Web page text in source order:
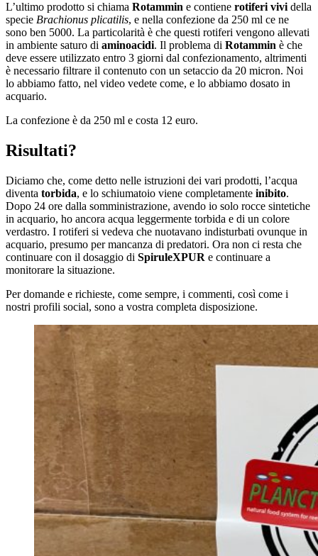
L’ultimo prodotto si chiama Rotammin e contiene rotiferi vivi della
specie Brachionus plicatilis, e nella confezione da 250 ml ce ne
sono ben 5000. La particolarità è che questi rotiferi vengono allevati
in ambiente saturo di aminoacidi. Il problema di Rotammin è che
deve essere utilizzato entro 3 giorni dal confezionamento, altrimenti
è necessario filtrare il contenuto con un setaccio da 20 micron. Noi
lo abbiamo fatto, nel video vedete come, e lo abbiamo dosato in
acquario.
La confezione è da 250 ml e costa 12 euro.
Risultati?
Diciamo che, come detto nelle istruzioni dei vari prodotti, l’acqua
diventa torbida, e lo schiumatoio viene completamente inibito.
Dopo 24 ore dalla somministrazione, avendo io solo rocce sintetiche
in acquario, ho ancora acqua leggermente torbida e di un colore
verdastro. I rotiferi si vedeva che nuotavano indisturbati ovunque in
acquario, presumo per mancanza di predatori. Ora non ci resta che
continuare con il dosaggio di SpiruleXPUR e continuare a
monitorare la situazione.
Per domande e richieste, come sempre, i commenti, così come i
nostri profili social, sono a vostra completa disposizione.